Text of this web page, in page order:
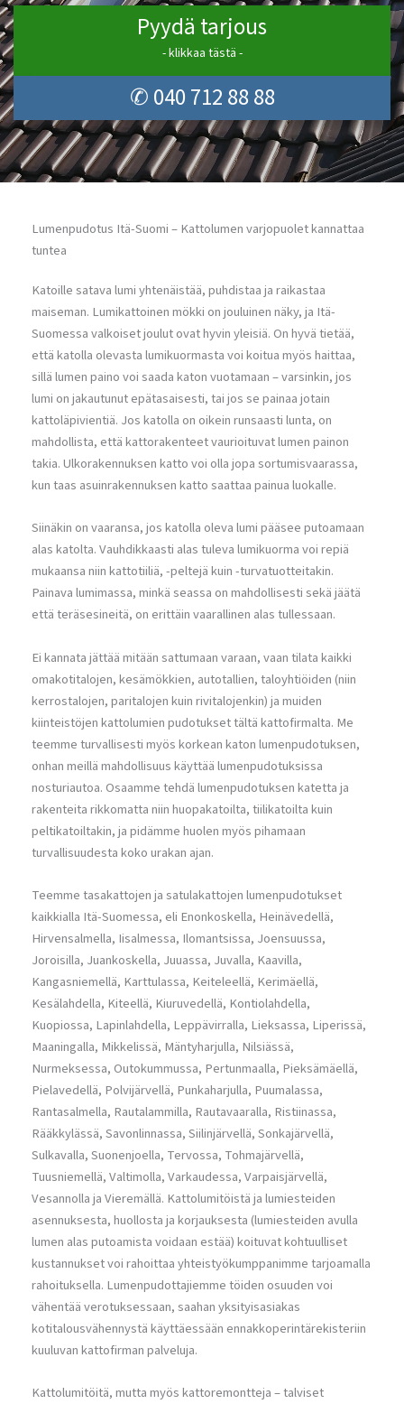
Pyydä tarjous
- klikkaa tästä -
✆ 040 712 88 88
Lumenpudotus Itä-Suomi – Kattolumen varjopuolet kannattaa
tuntea
Katoille satava lumi yhtenäistää, puhdistaa ja raikastaa
maiseman. Lumikattoinen mökki on jouluinen näky, ja Itä-
Suomessa valkoiset joulut ovat hyvin yleisiä. On hyvä tietää,
että katolla olevasta lumikuormasta voi koitua myös haittaa,
sillä lumen paino voi saada katon vuotamaan – varsinkin, jos
lumi on jakautunut epätasaisesti, tai jos se painaa jotain
kattoläpivientiä. Jos katolla on oikein runsaasti lunta, on
mahdollista, että kattorakenteet vaurioituvat lumen painon
takia. Ulkorakennuksen katto voi olla jopa sortumisvaarassa,
kun taas asuinrakennuksen katto saattaa painua luokalle.
Siinäkin on vaaransa, jos katolla oleva lumi pääsee putoamaan
alas katolta. Vauhdikkaasti alas tuleva lumikuorma voi repiä
mukaansa niin kattotiiliä, -peltejä kuin -turvatuotteitakin.
Painava lumimassa, minkä seassa on mahdollisesti sekä jäätä
että teräsesineitä, on erittäin vaarallinen alas tullessaan.
Ei kannata jättää mitään sattumaan varaan, vaan tilata kaikki
omakotitalojen, kesämökkien, autotallien, taloyhtiöiden (niin
kerrostalojen, paritalojen kuin rivitalojenkin) ja muiden
kiinteistöjen kattolumien pudotukset tältä kattofirmalta. Me
teemme turvallisesti myös korkean katon lumenpudotuksen,
onhan meillä mahdollisuus käyttää lumenpudotuksissa
nosturiautoa. Osaamme tehdä lumenpudotuksen katetta ja
rakenteita rikkomatta niin huopakatoilta, tiilikatoilta kuin
peltikatoiltakin, ja pidämme huolen myös pihamaan
turvallisuudesta koko urakan ajan.
Teemme tasakattojen ja satulakattojen lumenpudotukset
kaikkialla Itä-Suomessa, eli Enonkoskella, Heinävedellä,
Hirvensalmella, Iisalmessa, Ilomantsissa, Joensuussa,
Joroisilla, Juankoskella, Juuassa, Juvalla, Kaavilla,
Kangasniemellä, Karttulassa, Keiteleellä, Kerimäellä,
Kesälahdella, Kiteellä, Kiuruvedellä, Kontiolahdella,
Kuopiossa, Lapinlahdella, Leppävirralla, Lieksassa, Liperissä,
Maaningalla, Mikkelissä, Mäntyharjulla, Nilsiässä,
Nurmeksessa, Outokummussa, Pertunmaalla, Pieksämäellä,
Pielavedellä, Polvijärvellä, Punkaharjulla, Puumalassa,
Rantasalmella, Rautalammilla, Rautavaaralla, Ristiinassa,
Rääkkylässä, Savonlinnassa, Siilinjärvellä, Sonkajärvellä,
Sulkavalla, Suonenjoella, Tervossa, Tohmajärvellä,
Tuusniemellä, Valtimolla, Varkaudessa, Varpaisjärvellä,
Vesannolla ja Vieremällä. Kattolumitöistä ja lumiesteiden
asennuksesta, huollosta ja korjauksesta (lumiesteiden avulla
lumen alas putoamista voidaan estää) koituvat kohtuulliset
kustannukset voi rahoittaa yhteistyökumppanimme tarjoamalla
rahoituksella. Lumenpudottajiemme töiden osuuden voi
vähentää verotuksessaan, saahan yksityisasiakas
kotitalousvähennystä käyttäessään ennakkoperintärekisteriin
kuuluvan kattofirman palveluja.
Kattolumitöitä, mutta myös kattoremontteja – talviset